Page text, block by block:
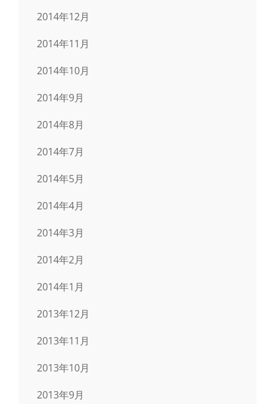
2014年12月
2014年11月
2014年10月
2014年9月
2014年8月
2014年7月
2014年5月
2014年4月
2014年3月
2014年2月
2014年1月
2013年12月
2013年11月
2013年10月
2013年9月